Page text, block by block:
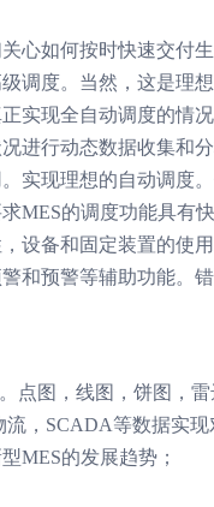
心如何按时快速交付
调度。当然，这是理
实现全自动调度的情
进行动态数据收集和
实现理想的自动调度
MES的调度功能具有
设备和固定装置的使
和预警等辅助功能。错
点图，线图，饼图，
，SCADA等数据实
MES的发展趋势；